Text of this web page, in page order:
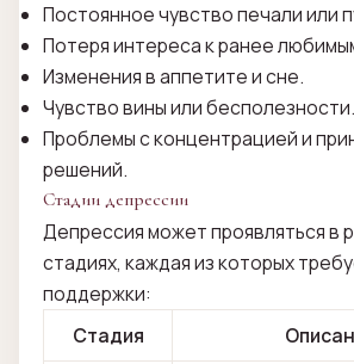
Постоянное чувство печали или
Потеря интереса к ранее
Изменения в аппетите и сне.
Чувство вины или бесполезности.
Проблемы с концентрацией и
решений.
Стадии депрессии
Депрессия может проявляться в
стадиях, каждая из которых
поддержки:
Стадия